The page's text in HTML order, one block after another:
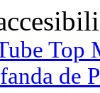
Top
de